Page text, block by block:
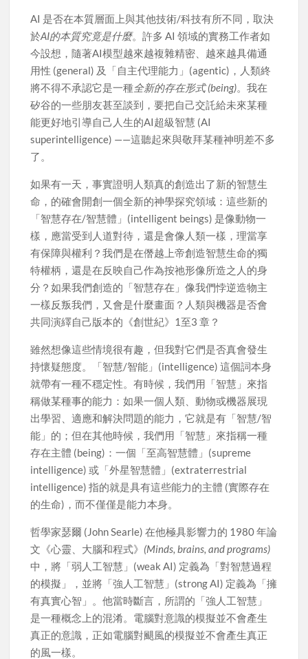
AI 是否在本質層面上與其他技術/科技有所不同，取決
於AI的本質究竟是什麼。許多 AI 領域的實務工作者如
今設想，隨著AI模型越來越複雜精密、越來越具備通
用性 (general) 及「自主代理能力」(agentic)，人類終
將不得不承認它是一種全新的存在形式 (being)。我在
矽谷的一些朋友甚至談到，要把自己交託給未來某種
能更好地引導自己人生的AI超級智慧 (AI
superintelligence) ——這聽起來與敬拜某種神明差不多
了。
如果有一天，事實證明人類真的創造出了新的智慧生
命，的確會開創一個全新的神學探究領域：這些新的
「智慧存在/智慧體」(intelligent beings) 是像動物一
樣，應當受到人道對待，還是會像人類一樣，理當享
有保障與權利？我們是在僭越上帝創造智慧生命的獨
特權柄，還是在反映自己作為按祂形像所造之人的身
分？如果我們創造的「智慧存在」像我們悖逆造物主
一樣反叛我們，又會是什麼畫面？人類與機器是否會
共同演繹自己版本的《創世紀》1至3 章？
雖然想像這些情境很有趣，但我對它們是否真會發生
持懷疑態度。「智慧/智能」(intelligence) 這個詞本身
就帶有一種不穩定性。有時候，我們用「智慧」來指
稱做某種事的能力：如果一個人類、動物或機器展現
出學習、適應和解決問題的能力，它就是有「智慧/智
能」的；但在其他時候，我們用「智慧」來指稱一種
存在主體 (being)：一個「至高智慧體」(supreme
intelligence) 或「外星智慧體」(extraterrestrial
intelligence) 指的就是具有這些能力的主體 (實際存在
的生命)，而不僅僅是能力本身。
哲學家瑟爾 (John Searle) 在他極具影響力的 1980 年論
文《心靈、大腦和程式》 (Minds, brains, and programs)
中，將「弱人工智慧」(weak AI) 定義為「對智慧過程
的模擬」，並將「強人工智慧」(strong AI) 定義為「擁
有真實心智」。他當時斷言，所謂的「強人工智慧」
是一種概念上的混淆。電腦對意識的模擬並不會產生
真正的意識，正如電腦對颶風的模擬並不會產生真正
的風一樣。